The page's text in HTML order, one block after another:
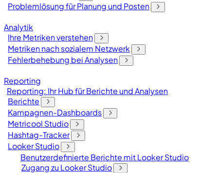
Problemlösung für Planung und Posten
Analytik
Ihre Metriken verstehen
Metriken nach sozialem Netzwerk
Fehlerbehebung bei Analysen
Reporting
Reporting: Ihr Hub für Berichte und Analysen
Berichte
Kampagnen-Dashboards
Metricool Studio
Hashtag-Tracker
Looker Studio
Benutzerdefinierte Berichte mit Looker Studio
Zugang zu Looker Studio